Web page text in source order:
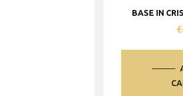
BASE IN
€